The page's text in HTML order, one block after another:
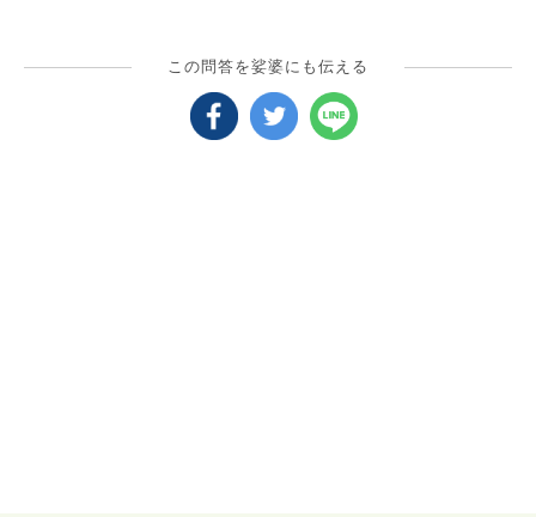
この問答を娑婆にも伝える